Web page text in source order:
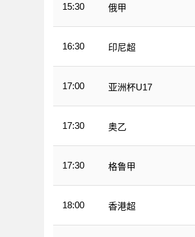
15:30 俄甲
16:30 印尼超
17:00 亚洲杯U17
17:30 奥乙
17:30 格鲁甲
18:00 香港超